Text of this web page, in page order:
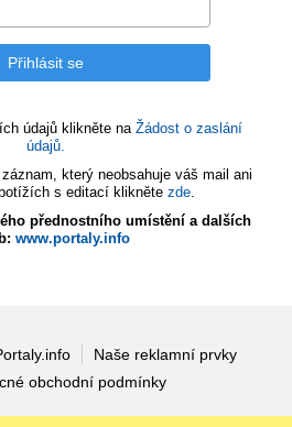
údajů klikněte na Žádost o zaslání
údajů.
který neobsahuje váš mail ani
s editací klikněte zde.
přednostního umístění a dalších
www.portaly.info
Naše reklamní prvky
obchodní podmínky